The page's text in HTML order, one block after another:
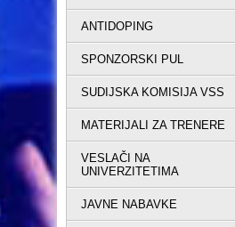
ANTIDOPING
SPONZORSKI PUL
SUDIJSKA KOMISIJA VSS
MATERIJALI ZA TRENERE
VESLAČI NA
UNIVERZITETIMA
JAVNE NABAVKE